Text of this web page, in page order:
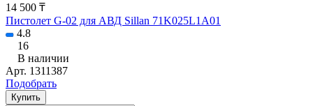
14 500 ₸
Пистолет G-02 для АВД Sillan 71K025L1A01
4.8
16
В наличии
Арт. 1311387
Подобрать
Купить